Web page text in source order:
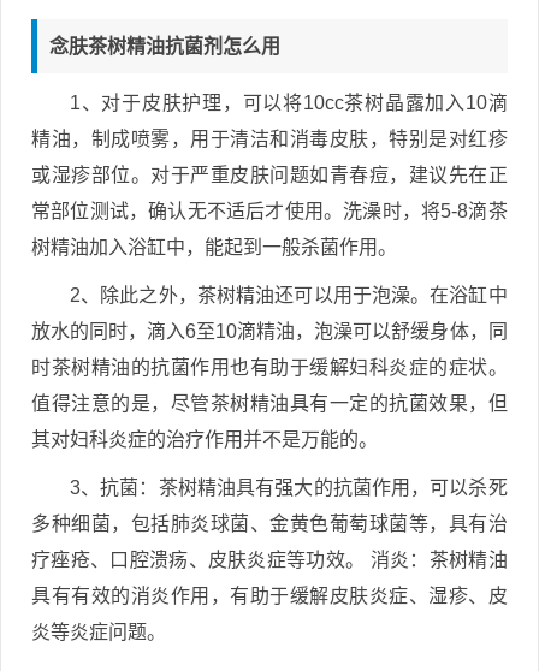
念肤茶树精油抗菌剂怎么用
1、对于皮肤护理，可以将10cc茶树晶露加入10滴
精油，制成喷雾，用于清洁和消毒皮肤，特别是对红疹
或湿疹部位。对于严重皮肤问题如青春痘，建议先在正
常部位测试，确认无不适后才使用。洗澡时，将5-8滴茶
树精油加入浴缸中，能起到一般杀菌作用。
2、除此之外，茶树精油还可以用于泡澡。在浴缸中
放水的同时，滴入6至10滴精油，泡澡可以舒缓身体，同
时茶树精油的抗菌作用也有助于缓解妇科炎症的症状。
值得注意的是，尽管茶树精油具有一定的抗菌效果，但
其对妇科炎症的治疗作用并不是万能的。
3、抗菌：茶树精油具有强大的抗菌作用，可以杀死
多种细菌，包括肺炎球菌、金黄色葡萄球菌等，具有治
疗痤疮、口腔溃疡、皮肤炎症等功效。 消炎：茶树精油
具有有效的消炎作用，有助于缓解皮肤炎症、湿疹、皮
炎等炎症问题。